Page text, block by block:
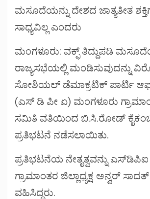
ಮಸೂದೆಯನ್ನು ದೇಶದ ಜಾತ್ಯತೀತ
ಸಾಧ್ಯವಿಲ್ಲ ಎಂದರು
ಮಂಗಳೂರು: ವಕ್ಫ್ ತಿದ್ದುಪಡಿ
ರಾಜ್ಯಸಭೆಯಲ್ಲಿ ಮಂಡಿಸುವುದನ್ನು
ಸೋಶಿಯಲ್ ಡೆಮಾಕ್ರಟಿಕ್ ಪಾರ್ಟಿ
(ಎಸ್ ಡಿ ಪೀ ಏ) ಮಂಗಳೂರು
ಸಮಿತಿ ವತಿಯಿಂದ ಬಿ.ಸಿ.ರೋಡ್
ಪ್ರತಿಭಟನೆ ನಡೆಸಲಾಯಿತು.
ಪ್ರತಿಭಟನೆಯ ನೇತೃತ್ವವನ್ನು
ಗ್ರಾಮಾಂತರ ಜಿಲ್ಲಾಧ್ಯಕ್ಷ ಅನ್ವರ್
ವಹಿಸಿದ್ದರು.